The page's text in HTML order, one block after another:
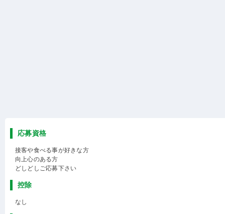
応募資格
接客や食べる事が好きな方
向上心のある方
どしどしご応募下さい
控除
なし